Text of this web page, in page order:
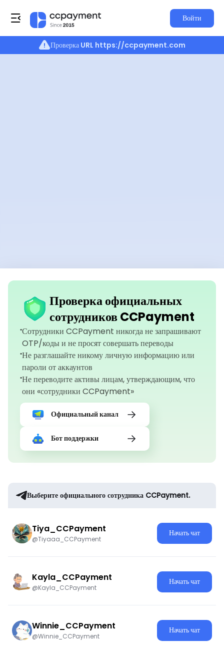
Войти
Проверка URL https://ccpayment.com
Проверка официальных
сотрудников CCPayment
Сотрудники CCPayment никогда не запрашивают
OTP/коды и не просят совершать переводы
Не разглашайте никому личную информацию или
пароли от аккаунтов
Не переводите активы лицам, утверждающим, что
они «сотрудники CCPayment»
Официальный канал
Бот поддержки
Выберите официального сотрудника CCPayment.
Tiya_CCPayment
@Tiyaaa_CCPayment
Начать чат
Kayla_CCPayment
@Kayla_CCPayment
Начать чат
Winnie_CCPayment
@Winnie_CCPayment
Начать чат